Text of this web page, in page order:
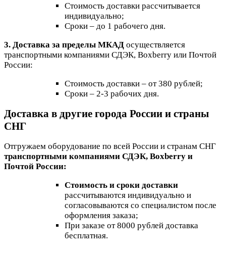
Стоимость доставки рассчитывается
индивидуально;
Сроки – до 1 рабочего дня.
3. Доставка за пределы МКАД осуществляется
транспортными компаниями СДЭК, Boxberry или Почтой
России:
Стоимость доставки – от 380 рублей;
Сроки – 2-3 рабочих дня.
Доставка в другие города России и страны
СНГ
Отгружаем оборудование по всей России и странам СНГ
транспортными компаниями СДЭК, Boxberry и
Почтой России:
Стоимость и сроки доставки
рассчитываются индивидуально и
согласовываются со специалистом после
оформления заказа;
При заказе от 8000 рублей доставка
бесплатная.